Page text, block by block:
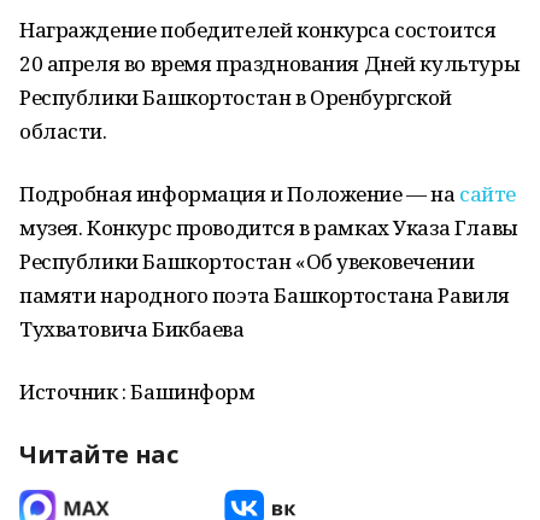
Награждение победителей конкурса состоится
20 апреля во время празднования Дней культуры
Республики Башкортостан в Оренбургской
области.
Подробная информация и Положение — на сайте
музея. Конкурс проводится в рамках Указа Главы
Республики Башкортостан «Об увековечении
памяти народного поэта Башкортостана Равиля
Тухватовича Бикбаева
Источник : Башинформ
Читайте нас